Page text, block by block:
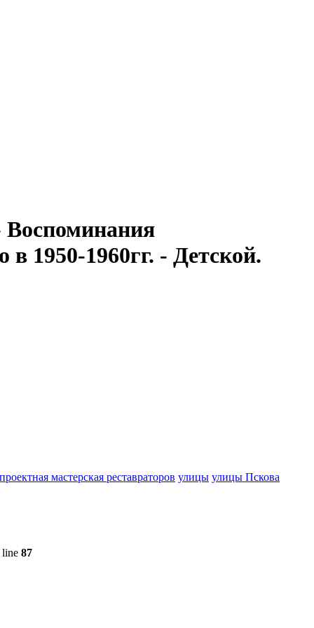
1950-1960гг. - Детской.
проектная мастерская реставраторов улицы улицы Пскова
87